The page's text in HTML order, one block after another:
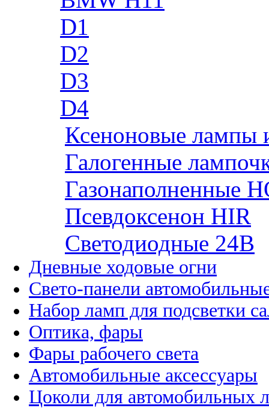
D1
D2
D3
D4
Ксеноновые лампы
Галогенные
Газонаполненные
Псевдоксенон HIR
Cветодиодные 24B
Дневные ходовые огни
Свето-панели
Набор ламп для подсветки
Оптика, фары
Фары рабочего света
Автомобильные аксессуары
Цоколи для автомобильных